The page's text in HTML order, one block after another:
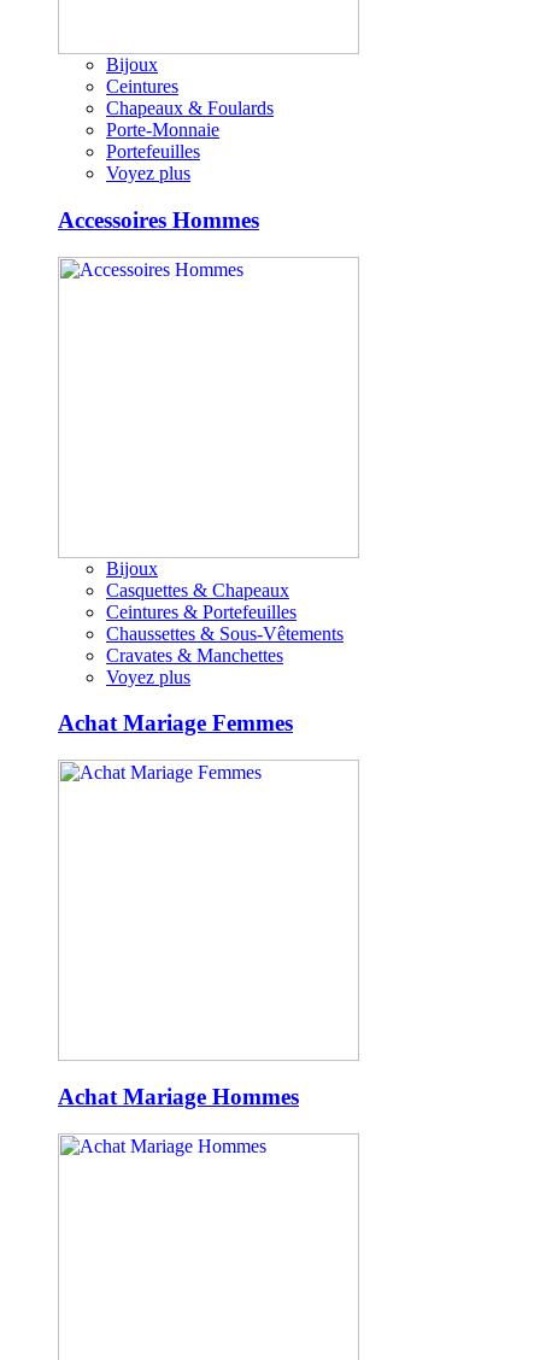
Bijoux
Ceintures
Chapeaux & Foulards
Porte-Monnaie
Portefeuilles
Voyez plus
Accessoires Hommes
Bijoux
Casquettes & Chapeaux
Ceintures & Portefeuilles
Chaussettes & Sous-Vêtements
Cravates & Manchettes
Voyez plus
Achat Mariage Femmes
Achat Mariage Hommes